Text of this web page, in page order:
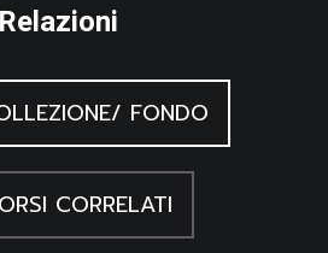
Relazioni
FONDO
CORRELATI